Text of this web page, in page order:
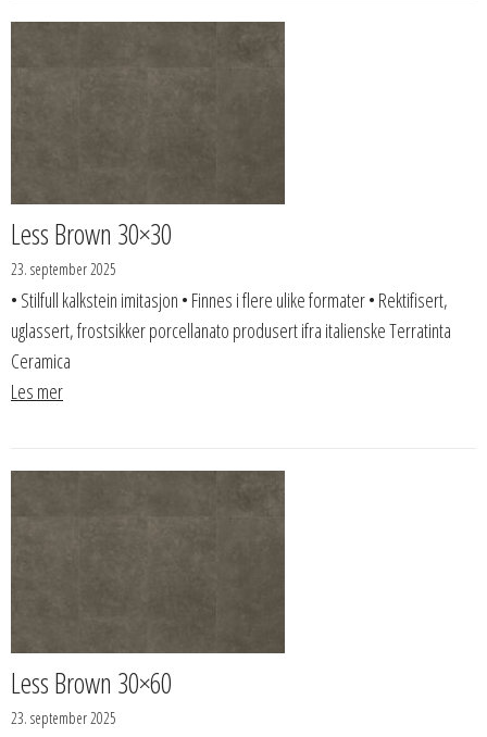
Less Brown 30×30
23. september 2025
• Stilfull kalkstein imitasjon • Finnes i flere ulike formater • Rektifisert,
uglassert, frostsikker porcellanato produsert ifra italienske Terratinta
Ceramica
Les mer
Less Brown 30×60
23. september 2025